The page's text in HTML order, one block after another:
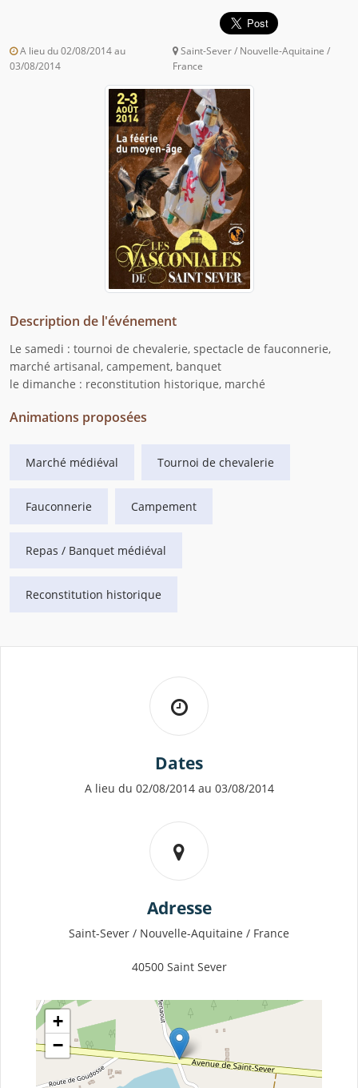
A lieu du 02/08/2014 au
03/08/2014
Saint-Sever / Nouvelle-Aquitaine /
France
Description de l'événement
Le samedi : tournoi de chevalerie, spectacle de fauconnerie,
marché artisanal, campement, banquet
le dimanche : reconstitution historique, marché
Animations proposées
Marché médiéval Tournoi de chevalerie
Fauconnerie Campement
Repas / Banquet médiéval
Reconstitution historique
Dates
A lieu du 02/08/2014 au 03/08/2014
Adresse
Saint-Sever / Nouvelle-Aquitaine / France
40500 Saint Sever
+
−